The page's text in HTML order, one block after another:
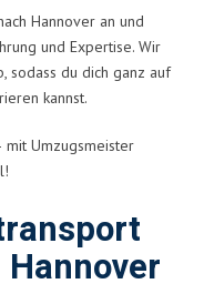
Hannover an und
und Expertise. Wir
sodass du dich ganz auf
kannst.
Umzugsmeister